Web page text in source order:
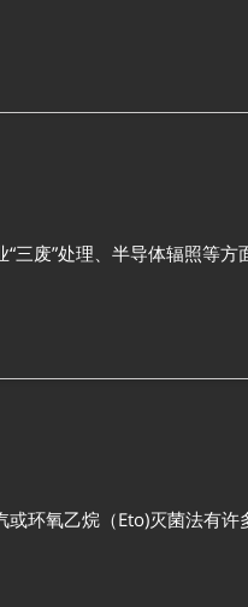
”处理、半导体辐照等方面
氧乙烷（Eto)灭菌法有许多